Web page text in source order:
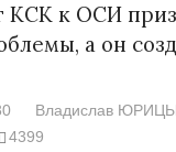
КСК к ОСИ
а он
Владислав
4399
Война Миров.
Сороса